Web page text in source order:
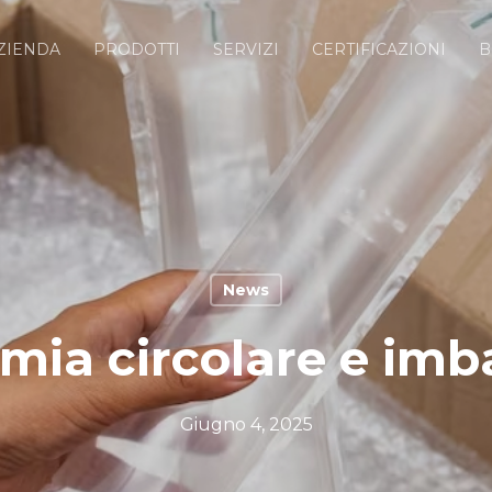
PRODOTTI SERVIZI CERTIFICAZIONI
News
circolare e
Giugno 4, 2025